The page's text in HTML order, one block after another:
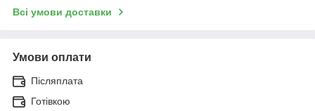
Всі умови доставки
Умови оплати
Післяплата
Готівкою